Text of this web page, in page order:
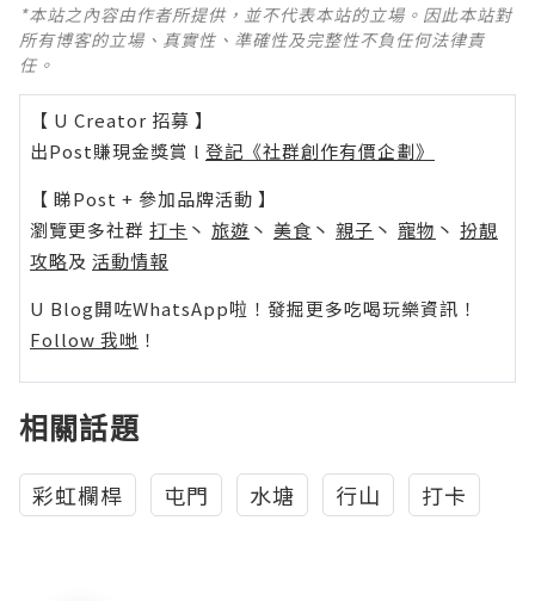
*本站之內容由作者所提供，並不代表本站的立場。因此本站對
所有博客的立場、真實性、準確性及完整性不負任何法律責
任。
【 U Creator 招募 】
出Post賺現金獎賞 l 登記《社群創作有價企劃》
【 睇Post + 參加品牌活動 】
瀏覽更多社群 打卡 丶 旅遊 丶 美食 丶 親子 丶 寵物 丶 扮靚
攻略及 活動情報
U Blog開咗WhatsApp啦！發掘更多吃喝玩樂資訊！
Follow 我哋 ！
相關話題
彩虹欄桿 屯門 水塘 行山 打卡